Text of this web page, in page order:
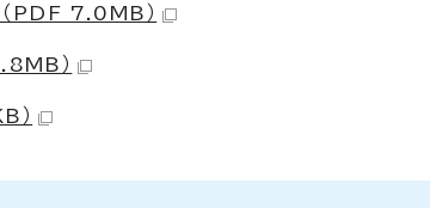
（PDF 7.0MB）
）
）